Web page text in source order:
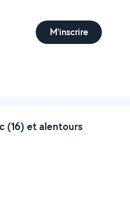
M'inscrire
(16) et alentours